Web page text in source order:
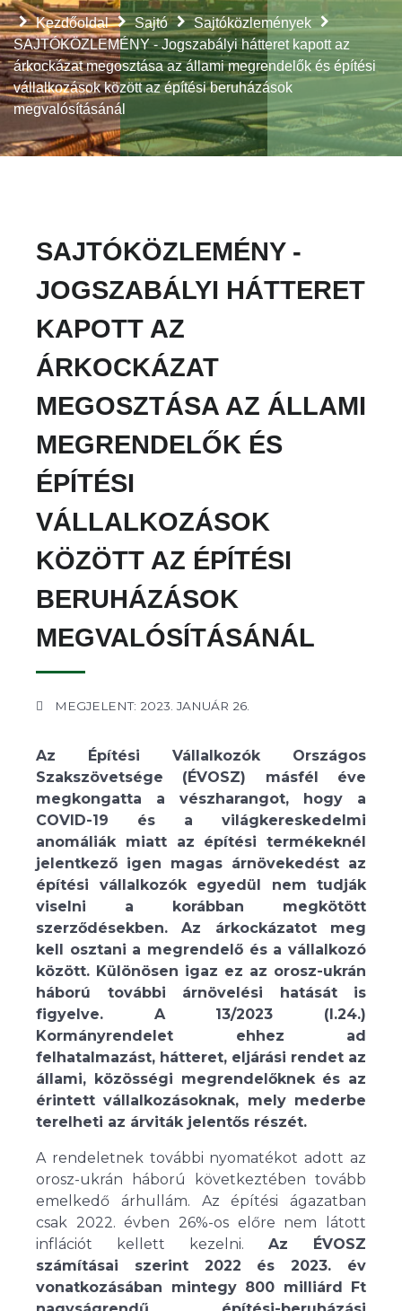
Kezdőoldal Sajtó
Sajtóközlemények
SAJTÓKÖZLEMÉNY - Jogszabályi hátteret kapott az
árkockázat megosztása az állami megrendelők és építési
vállalkozások között az építési beruházások
megvalósításánál
SAJTÓKÖZLEMÉNY -
JOGSZABÁLYI HÁTTERET
KAPOTT AZ
ÁRKOCKÁZAT
MEGOSZTÁSA AZ ÁLLAMI
MEGRENDELŐK ÉS
ÉPÍTÉSI
VÁLLALKOZÁSOK
KÖZÖTT AZ ÉPÍTÉSI
BERUHÁZÁSOK
MEGVALÓSÍTÁSÁNÁL
MEGJELENT: 2023. JANUÁR 26.
Az Építési Vállalkozók Országos
Szakszövetsége (ÉVOSZ) másfél éve
megkongatta a vészharangot, hogy a
COVID-19 és a világkereskedelmi
anomáliák miatt az építési termékeknél
jelentkező igen magas árnövekedést az
építési vállalkozók egyedül nem tudják
viselni a korábban megkötött
szerződésekben. Az árkockázatot meg
kell osztani a megrendelő és a vállalkozó
között. Különösen igaz ez az orosz-ukrán
háború további árnövelési hatását is
figyelve. A 13/2023 (I.24.)
Kormányrendelet ehhez ad
felhatalmazást, hátteret, eljárási rendet az
állami, közösségi megrendelőknek és az
érintett vállalkozásoknak, mely mederbe
terelheti az árviták jelentős részét.
A rendeletnek további nyomatékot adott az
orosz-ukrán háború következtében tovább
emelkedő árhullám. Az építési ágazatban
csak 2022. évben 26%-os előre nem látott
inflációt kellett kezelni. Az ÉVOSZ
számításai szerint 2022 és 2023. év
vonatkozásában mintegy 800 milliárd Ft